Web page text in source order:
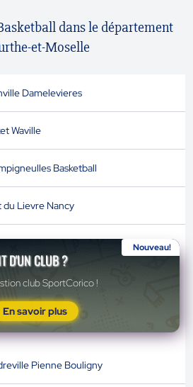
dans le département
et-Moselle
Damelevieres
Waville
Basketball
du Lievre Nancy
Nouveau!
D'UN CLUB ?
club SportCorico !
En savoir plus
Pienne Bouligny